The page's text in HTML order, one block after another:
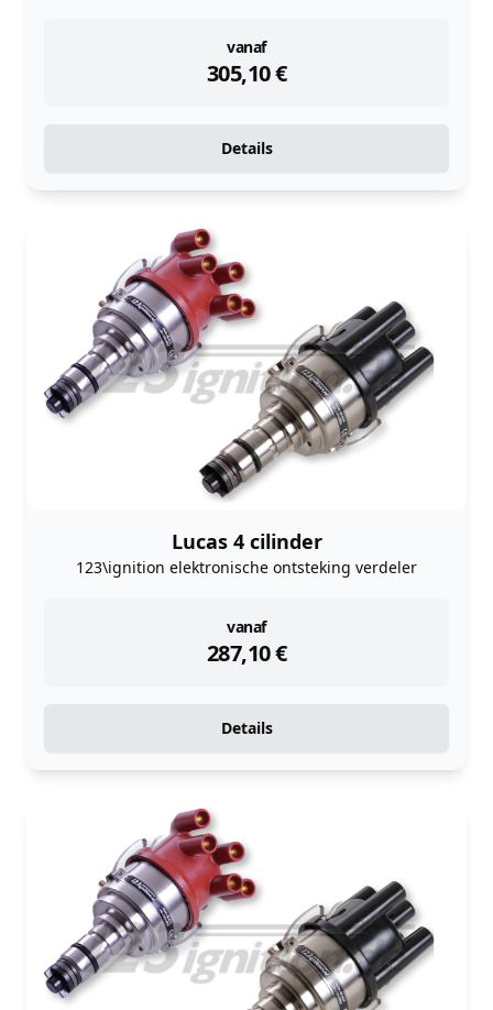
vanaf
305,10€
instock
Details
Lucas 4 cilinder
123\ignition elektronische ontsteking verdeler
vanaf
287,10€
instock
Details